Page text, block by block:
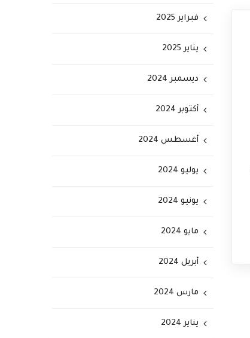
فبراير 2025
يناير 2025
ديسمبر 2024
أكتوبر 2024
أغسطس 2024
يوليو 2024
يونيو 2024
مايو 2024
أبريل 2024
مارس 2024
يناير 2024